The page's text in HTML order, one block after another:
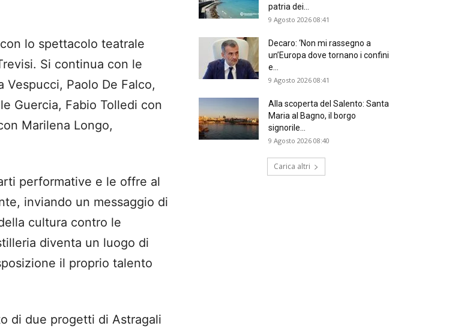
lo spettacolo teatrale
Si continua con le
Vespucci, Paolo De Falco,
Guercia, Fabio Tolledi con
Marilena Longo,
performative e le offre al
inviando un messaggio di
cultura contro le
diventa un luogo di
il proprio talento
di due progetti di Astragali
patria dei...
9 Agosto 2026 08:41
Decaro: ‘Non mi rassegno a
un’Europa dove tornano i confini
e...
9 Agosto 2026 08:41
Alla scoperta del Salento: Santa
Maria al Bagno, il borgo
signorile...
9 Agosto 2026 08:40
Carica altri